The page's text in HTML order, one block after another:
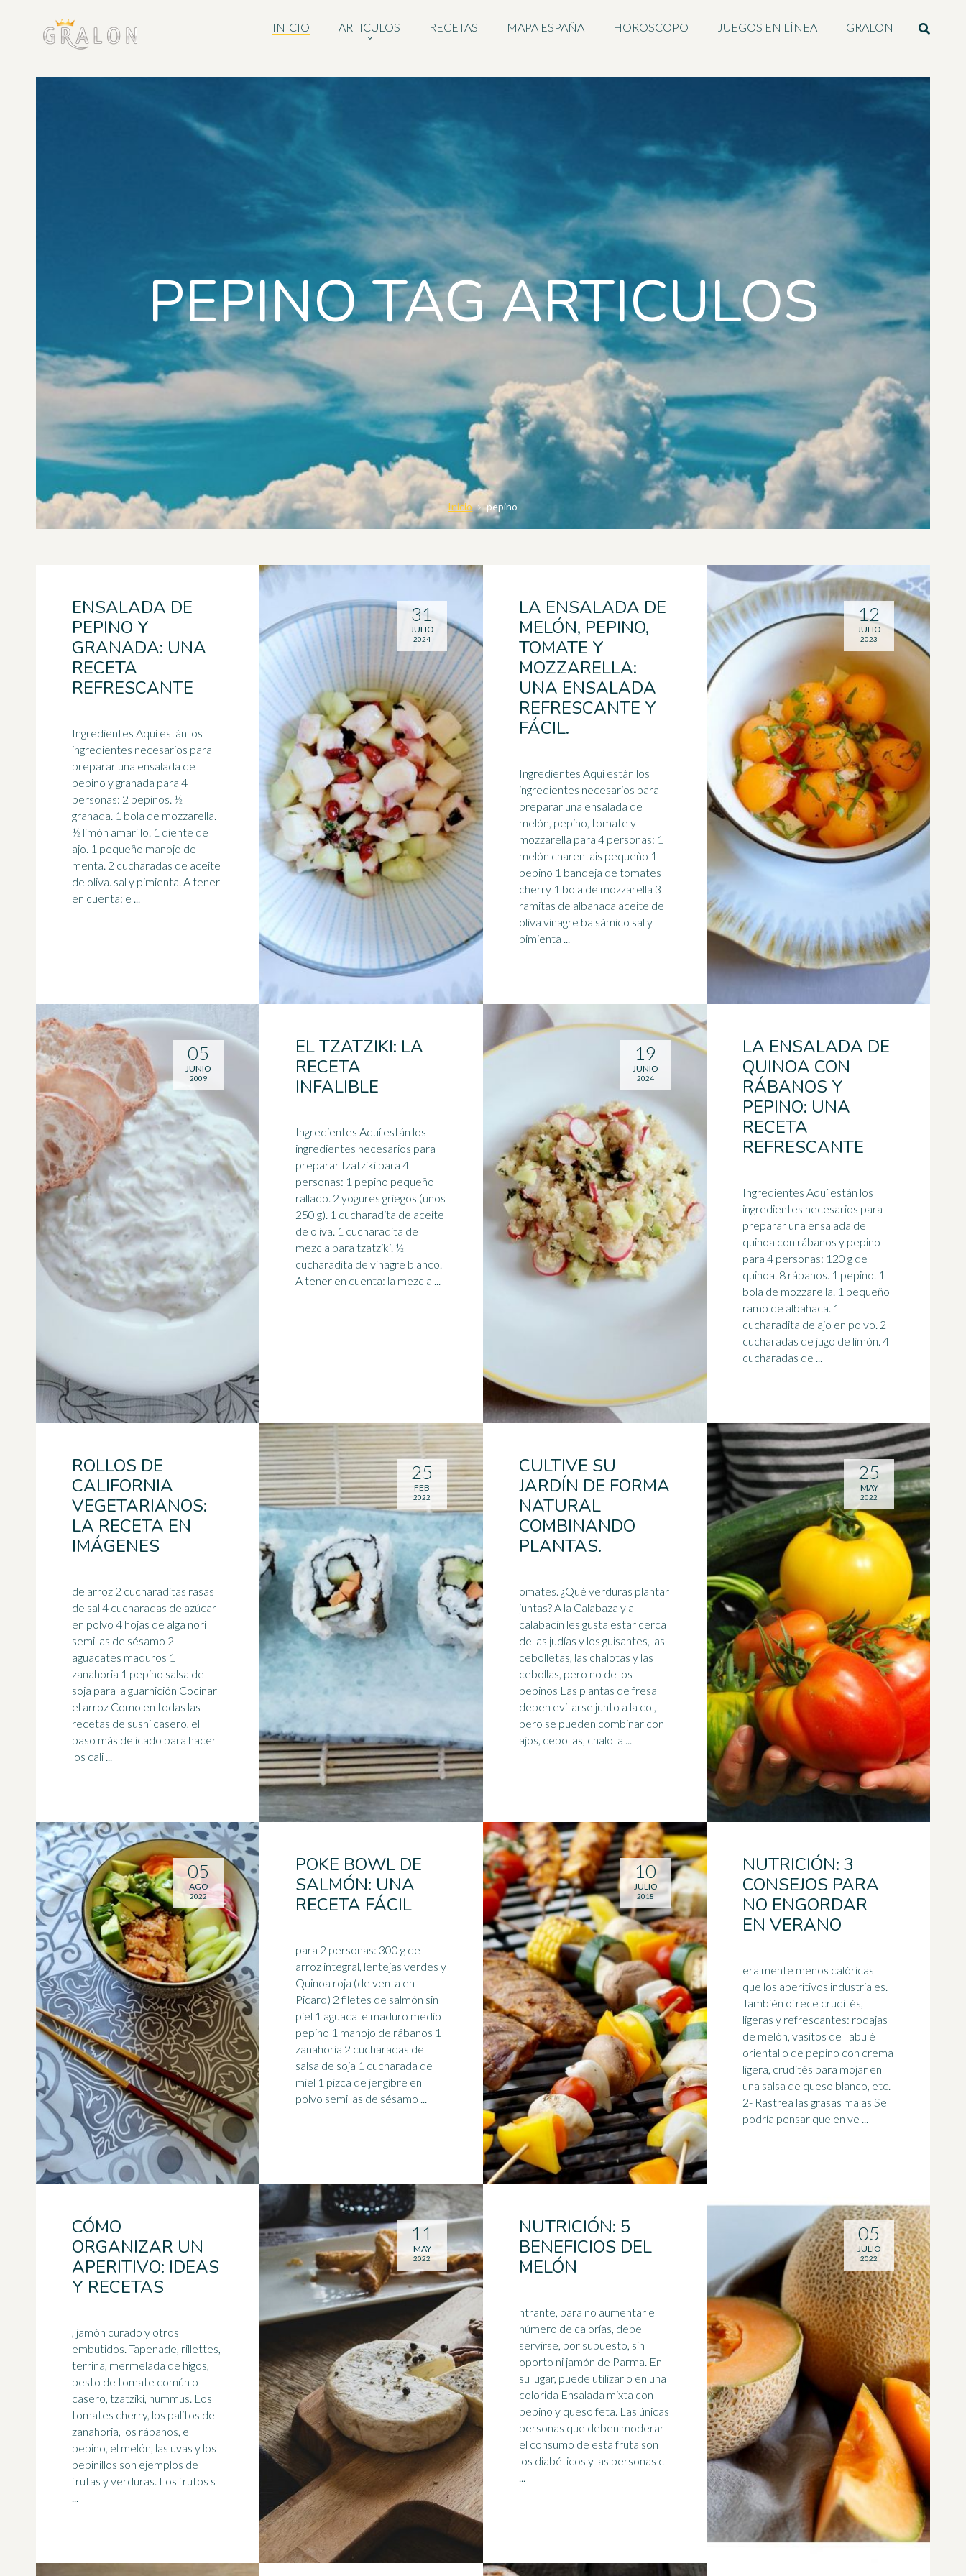
INICIO ARTICULOS RECETAS MAPA ESPAÑA HOROSCOPO JUEGOS EN LÍNEA GRALON
PEPINO TAG ARTICULOS
Inicio pepino
ENSALADA DE
PEPINO Y
GRANADA: UNA
RECETA
REFRESCANTE
Ingredientes Aquí están los
ingredientes necesarios para
preparar una ensalada de
pepino y granada para 4
personas: 2 pepinos. ½
granada. 1 bola de mozzarella.
½ limón amarillo. 1 diente de
ajo. 1 pequeño manojo de
menta. 2 cucharadas de aceite
de oliva. sal y pimienta. A tener
en cuenta: e ...
31
JULIO
2024
LA ENSALADA DE
MELÓN, PEPINO,
TOMATE Y
MOZZARELLA:
UNA ENSALADA
REFRESCANTE Y
FÁCIL.
Ingredientes Aquí están los
ingredientes necesarios para
preparar una ensalada de
melón, pepino, tomate y
mozzarella para 4 personas: 1
melón charentais pequeño 1
pepino 1 bandeja de tomates
cherry 1 bola de mozzarella 3
ramitas de albahaca aceite de
oliva vinagre balsámico sal y
pimienta ...
12
JULIO
2023
EL TZATZIKI: LA
RECETA
INFALIBLE
Ingredientes Aquí están los
ingredientes necesarios para
preparar tzatziki para 4
personas: 1 pepino pequeño
rallado. 2 yogures griegos (unos
250 g). 1 cucharadita de aceite
de oliva. 1 cucharadita de
mezcla para tzatziki. ½
cucharadita de vinagre blanco.
A tener en cuenta: la mezcla ...
05
JUNIO
2009
LA ENSALADA DE
QUINOA CON
RÁBANOS Y
PEPINO: UNA
RECETA
REFRESCANTE
Ingredientes Aquí están los
ingredientes necesarios para
preparar una ensalada de
quinoa con rábanos y pepino
para 4 personas: 120 g de
quinoa. 8 rábanos. 1 pepino. 1
bola de mozzarella. 1 pequeño
ramo de albahaca. 1
cucharadita de ajo en polvo. 2
cucharadas de jugo de limón. 4
cucharadas de ...
19
JUNIO
2024
ROLLOS DE
CALIFORNIA
VEGETARIANOS:
LA RECETA EN
IMÁGENES
de arroz 2 cucharaditas rasas
de sal 4 cucharadas de azúcar
en polvo 4 hojas de alga nori
semillas de sésamo 2
aguacates maduros 1
zanahoria 1 pepino salsa de
soja para la guarnición Cocinar
el arroz Como en todas las
recetas de sushi casero, el
paso más delicado para hacer
los cali ...
25
FEB
2022
CULTIVE SU
JARDÍN DE FORMA
NATURAL
COMBINANDO
PLANTAS.
omates. ¿Qué verduras plantar
juntas? A la Calabaza y al
calabacín les gusta estar cerca
de las judías y los guisantes, las
cebolletas, las chalotas y las
cebollas, pero no de los
pepinos Las plantas de fresa
deben evitarse junto a la col,
pero se pueden combinar con
ajos, cebollas, chalota ...
25
MAY
2022
POKE BOWL DE
SALMÓN: UNA
RECETA FÁCIL
para 2 personas: 300 g de
arroz integral, lentejas verdes y
Quinoa roja (de venta en
Picard) 2 filetes de salmón sin
piel 1 aguacate maduro medio
pepino 1 manojo de rábanos 1
zanahoria 2 cucharadas de
salsa de soja 1 cucharada de
miel 1 pizca de jengibre en
polvo semillas de sésamo ...
05
AGO
2022
NUTRICIÓN: 3
CONSEJOS PARA
NO ENGORDAR
EN VERANO
eralmente menos calóricas
que los aperitivos industriales.
También ofrece crudités,
ligeras y refrescantes: rodajas
de melón, vasitos de Tabulé
oriental o de pepino con crema
ligera, crudités para mojar en
una salsa de queso blanco, etc.
2- Rastrea las grasas malas Se
podría pensar que en ve ...
10
JULIO
2018
CÓMO
ORGANIZAR UN
APERITIVO: IDEAS
Y RECETAS
, jamón curado y otros
embutidos. Tapenade, rillettes,
terrina, mermelada de higos,
pesto de tomate común o
casero, tzatziki, hummus. Los
tomates cherry, los palitos de
zanahoria, los rábanos, el
pepino, el melón, las uvas y los
pepinillos son ejemplos de
frutas y verduras. Los frutos s
...
11
MAY
2022
NUTRICIÓN: 5
BENEFICIOS DEL
MELÓN
ntrante, para no aumentar el
número de calorías, debe
servirse, por supuesto, sin
oporto ni jamón de Parma. En
su lugar, puede utilizarlo en una
colorida Ensalada mixta con
pepino y queso feta. Las únicas
personas que deben moderar
el consumo de esta fruta son
los diabéticos y las personas c
...
05
JULIO
2022